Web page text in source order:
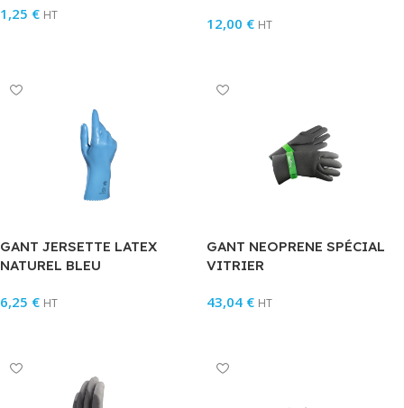
1,25 € HT 12,00 € HT
GANT JERSETTE LATEX
NATUREL BLEU
6,25 € HT
GANT NEOPRENE SPÉCIAL
VITRIER
43,04 € HT